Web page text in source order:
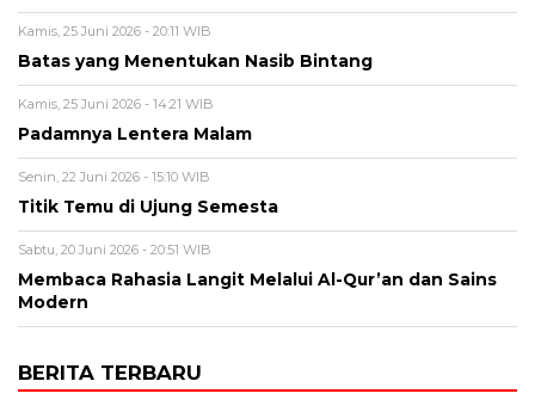
Kamis, 25 Juni 2026 - 20:11 WIB
Batas yang Menentukan Nasib Bintang
Kamis, 25 Juni 2026 - 14:21 WIB
Padamnya Lentera Malam
Senin, 22 Juni 2026 - 15:10 WIB
Titik Temu di Ujung Semesta
Sabtu, 20 Juni 2026 - 20:51 WIB
Membaca Rahasia Langit Melalui Al-Qur’an dan Sains
Modern
BERITA TERBARU